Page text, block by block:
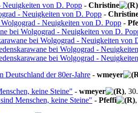
Neuigkeiten von D. Popp - Christine
- Neuigkeiten von D. Popp -
- Neuigkeiten von D. Popp -
bei Wolgograd - Neuigkeiten von D.
bei Wolgograd - Neuigkeiten von
bei Wolgograd -
bei Wolgograd -
der 80er-Jahre - wmeyer
keine Steine" - wmeyer
,
Menschen, keine Steine" - Pfeffi